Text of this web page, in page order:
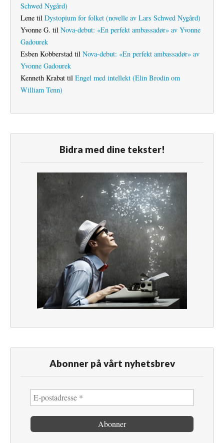
Schwed Nygård)
Lene til Dystopium for folket (novelle av Lars Schwed Nygård)
Yvonne G. til Nova-debut: «En perfekt ambassadør» av Yvonne
Gadourek
Esben Kobberstad til Nova-debut: «En perfekt ambassadør» av
Yvonne Gadourek
Kenneth Krabat til Engel med intellekt (Elin Brodin om
William Tenn)
Bidra med dine tekster!
Abonner på vårt nyhetsbrev